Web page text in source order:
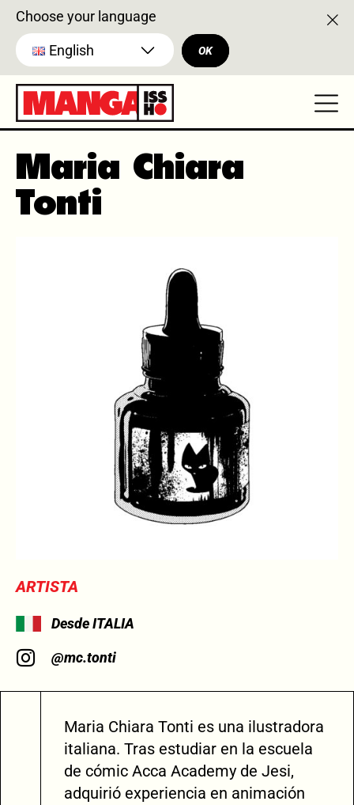
Choose your language
English OK
Maria Chiara
Tonti
ARTISTA
Desde ITALIA
@mc.tonti
Maria Chiara Tonti es una ilustradora
italiana. Tras estudiar en la escuela
de cómic Acca Academy de Jesi,
adquirió experiencia en animación